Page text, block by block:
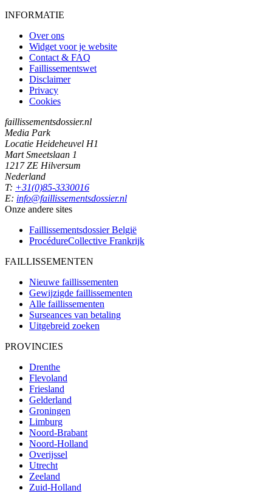
INFORMATIE
Over ons
Widget voor je website
Contact & FAQ
Faillissementswet
Disclaimer
Privacy
Cookies
faillissementsdossier.nl
Media Park
Locatie Heideheuvel H1
Mart Smeetslaan 1
1217 ZE Hilversum
Nederland
T: +31(0)85-3330016
E: info@faillissementsdossier.nl
Onze andere sites
Faillissementsdossier België
ProcédureCollective Frankrijk
FAILLISSEMENTEN
Nieuwe faillissementen
Gewijzigde faillissementen
Alle faillissementen
Surseances van betaling
Uitgebreid zoeken
PROVINCIES
Drenthe
Flevoland
Friesland
Gelderland
Groningen
Limburg
Noord-Brabant
Noord-Holland
Overijssel
Utrecht
Zeeland
Zuid-Holland